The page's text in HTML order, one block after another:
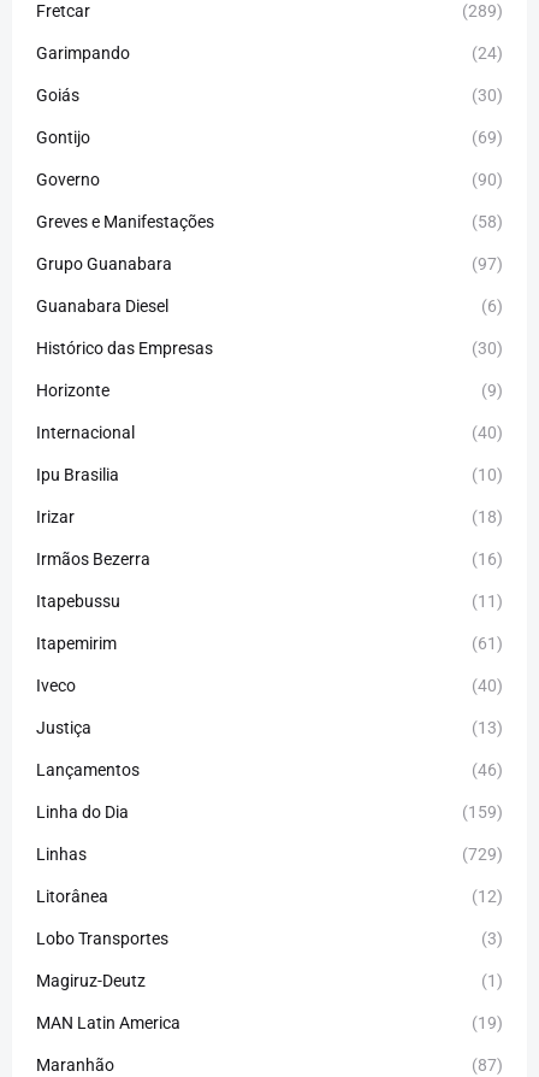
Fretcar (289)
Garimpando (24)
Goiás (30)
Gontijo (69)
Governo (90)
Greves e Manifestações (58)
Grupo Guanabara (97)
Guanabara Diesel (6)
Histórico das Empresas (30)
Horizonte (9)
Internacional (40)
Ipu Brasilia (10)
Irizar (18)
Irmãos Bezerra (16)
Itapebussu (11)
Itapemirim (61)
Iveco (40)
Justiça (13)
Lançamentos (46)
Linha do Dia (159)
Linhas (729)
Litorânea (12)
Lobo Transportes (3)
Magiruz-Deutz (1)
MAN Latin America (19)
Maranhão (87)